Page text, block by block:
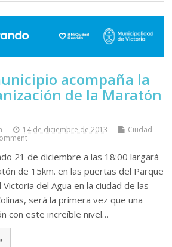
acompaña la
de la Maratón
14 de diciembre de 2013
Ciudad
21 de diciembre a las 18:00 largará
de 15km. en las puertas del Parque
Victoria del Agua en la ciudad de las
será la primera vez que una
con este increíble nivel…